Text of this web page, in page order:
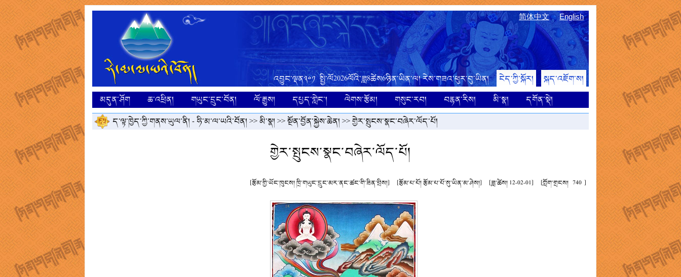
简体中文 English
འབྱུང་ལྡན༣༠༡ སྤྱི་ལོ2026ལོའི་ཟླ8ཚེས6ཉིན་ཡིན་ལ། རེས་གཟའ་ཕུར་བུ་ཡིན། ངེད་ཀྱི་སྐོར།
སྐད་འཇོག་ས།
མདུན་ཤོག
ཆ་འཕྲིན། གཡུང་དྲུང་བོན། ལོ་རྒྱུས། དཔྱད་གླེང་། ལེགས་རྩོམ། གསུང་རབ། བརྙན་རིས། མི་སྣ།
དགོན་སྡེ།
ད་ལྟ་ཁྱེད་ཀྱི་གནས་ཡུལ་ནི། -ཧི་མ་ལ་ཡའི་བོན། >>མི་སྣ། >>སྔོན་བྱོན་སྐྱེས་ཆེན། >> གྱེར་སྤུངས་སྣང་བཞེར་ལོད་པོ།
གྱེར་སྤུངས་སྣང་བཞེར་ལོད་པོ།
[རྩོམ་གྱི་ཡོང་ཁུངས། ཁྲི་གཡུང་དྲུང་མར་ནང་ཚང་གི་ཟིན་བྲིས།] [རྩོམ་པ་པོ། རྩོམ་པ་པོ་སུ་ཡིན་མ་ཤེས།] [ཟླ་ཚེས། 12-02-01] [ཀློག་གྲངས། 740 ]